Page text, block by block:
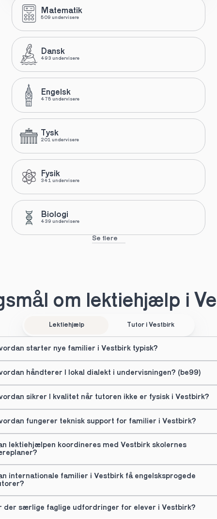
Matematik
509 undervisere
Dansk
493 undervisere
Engelsk
475 undervisere
Tysk
201 undervisere
Fysik
341 undervisere
Biologi
439 undervisere
Se flere
om lektiehjælp i
Lektiehjælp Tutor i Vestbirk
starter nye familier i Vestbirk typisk?
håndterer I lokal dialekt i undervisningen? (be99)
sikrer I kvalitet når tutoren ikke er fysisk i Vestbirk?
fungerer teknisk support for familier i Vestbirk?
lektiehjælpen koordineres med Vestbirk skolernes
internationale familier i Vestbirk få engelsksprogede
der særlige faglige udfordringer for elever i Vestbirk?